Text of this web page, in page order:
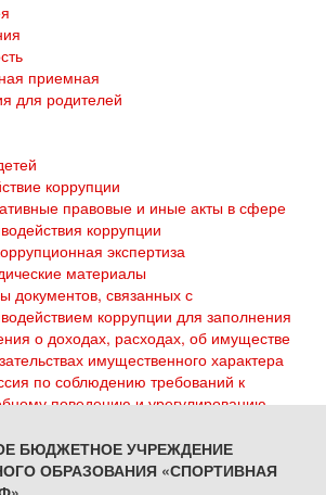
приемная
для родителей
коррупции
правовые и иные акты в сфере
коррупции
экспертиза
материалы
документов, связанных с
коррупции для заполнения
о доходах, расходах, об имуществе
имущественного характера
по соблюдению требований к
поведению и урегулированию
связь для сообщений о фактах
БЮДЖЕТНОЕ УЧРЕЖДЕНИЕ
ОБРАЗОВАНИЯ «СПОРТИВНАЯ